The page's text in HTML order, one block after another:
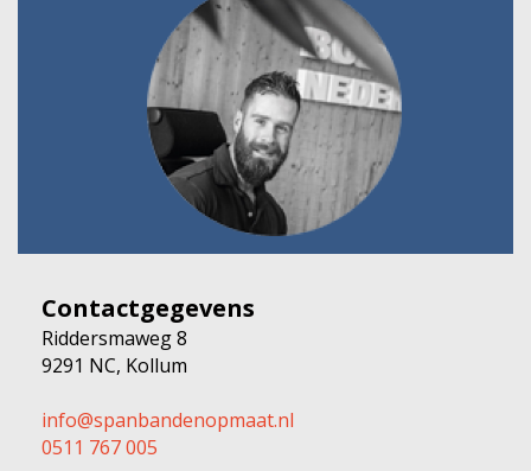
Contactgegevens
Riddersmaweg 8
9291 NC, Kollum
info@spanbandenopmaat.nl
0511 767 005